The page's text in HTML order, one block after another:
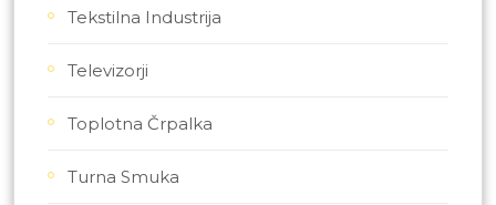
Tekstilna Industrija
Televizorji
Toplotna Črpalka
Turna Smuka